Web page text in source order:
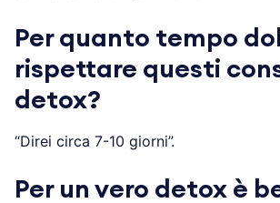
Per quanto tempo
rispettare questi
detox?
“Direi circa 7-10 giorni”.
Per un vero detox è